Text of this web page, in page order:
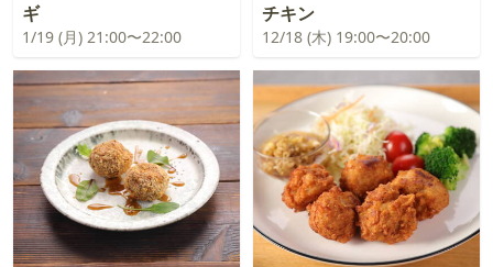
ギ
1/19 (月) 21:00〜22:00
チキン
12/18 (木) 19:00〜20:00